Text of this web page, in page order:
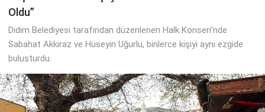
Oldu”
Didim Belediyesi tarafından düzenlenen Halk Konseri’nde
Sabahat Akkiraz ve Hüseyin Uğurlu, binlerce kişiyi aynı ezgide
buluşturdu.